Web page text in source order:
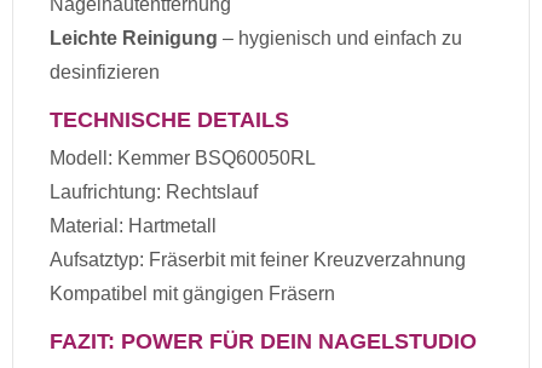
Nagelhautentfernung
Leichte Reinigung – hygienisch und einfach zu
desinfizieren
TECHNISCHE DETAILS
Modell: Kemmer BSQ60050RL
Laufrichtung: Rechtslauf
Material: Hartmetall
Aufsatztyp: Fräserbit mit feiner Kreuzverzahnung
Kompatibel mit gängigen Fräsern
FAZIT: POWER FÜR DEIN NAGELSTUDIO